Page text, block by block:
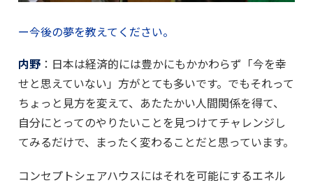
ー今後の夢を教えてください。
内野 ：日本は経済的には豊かにもかかわらず「今を幸
せと思えていない」方がとても多いです。でもそれって
ちょっと見方を変えて、あたたかい人間関係を得て、
自分にとってのやりたいことを見つけてチャレンジし
てみるだけで、まったく変わることだと思っています。
コンセプトシェアハウスにはそれを可能にするエネル